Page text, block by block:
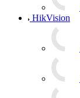
HikVision